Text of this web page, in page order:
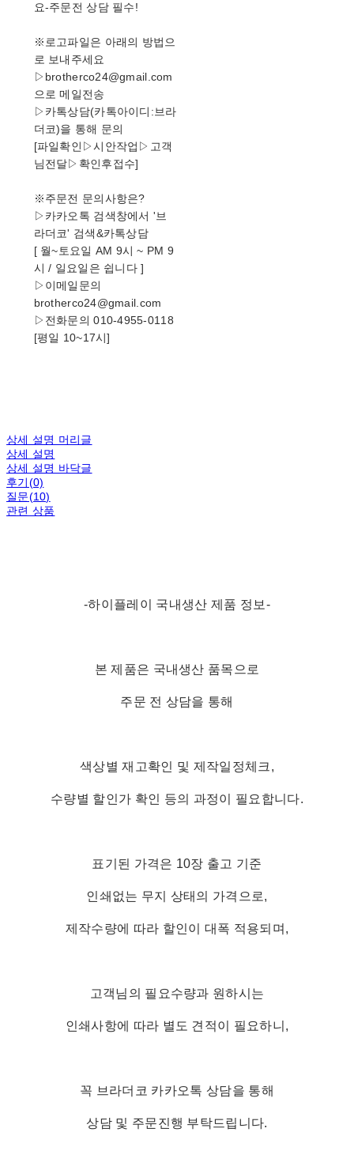
요-주문전 상담 필수!
※로고파일은 아래의 방법으
로 보내주세요
▷brotherco24@gmail.com
으로 메일전송
▷카톡상담(카톡아이디:브라
더코)을 통해 문의
[파일확인▷시안작업▷고객
님전달▷확인후접수]
※주문전 문의사항은?
▷카카오톡 검색창에서 '브
라더코' 검색&카톡상담
[ 월~토요일 AM 9시 ~ PM 9
시 / 일요일은 쉽니다 ]
▷이메일문의
brotherco24@gmail.com
▷전화문의 010-4955-0118
[평일 10~17시]
상세 설명 머리글
상세 설명
상세 설명 바닥글
후기(0)
질문(10)
관련 상품
-하이플레이 국내생산 제품 정보-
본 제품은 국내생산 품목으로
주문 전 상담을 통해
색상별 재고확인 및 제작일정체크,
수량별 할인가 확인 등의 과정이 필요합니다.
표기된 가격은 10장 출고 기준
인쇄없는 무지 상태의 가격으로,
제작수량에 따라 할인이 대폭 적용되며,
고객님의 필요수량과 원하시는
인쇄사항에 따라 별도 견적이 필요하니,
꼭 브라더코 카카오톡 상담을 통해
상담 및 주문진행 부탁드립니다.